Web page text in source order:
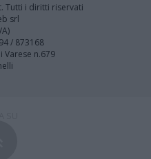
Tutti i diritti riservati
srl
/ 873168
Varese n.679